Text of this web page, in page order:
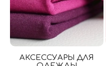
АКСЕССУАРЫ ДЛЯ